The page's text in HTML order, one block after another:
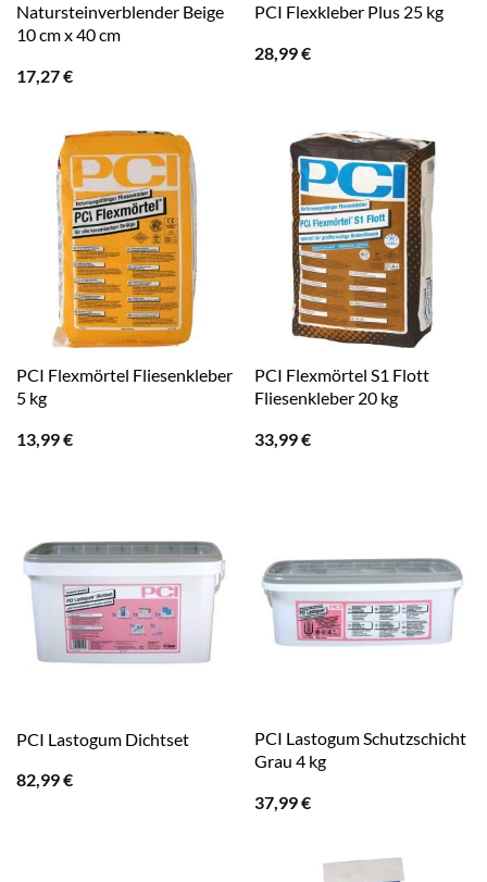
Natursteinverblender Beige
10 cm x 40 cm
17,27€
PCI Flexkleber Plus 25 kg
28,99€
PCI Flexmörtel Fliesenkleber
5 kg
13,99€
PCI Flexmörtel S1 Flott
Fliesenkleber 20 kg
33,99€
PCI Lastogum Dichtset
82,99€
PCI Lastogum Schutzschicht
Grau 4 kg
37,99€